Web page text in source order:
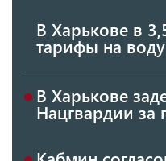
В Харькове в
тарифы на
В Харькове
Нацгвардии за